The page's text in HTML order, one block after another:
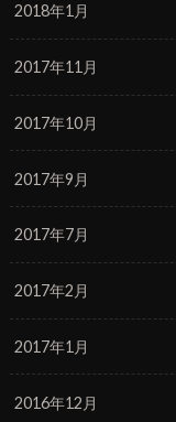
2018年1月
2017年11月
2017年10月
2017年9月
2017年7月
2017年2月
2017年1月
2016年12月